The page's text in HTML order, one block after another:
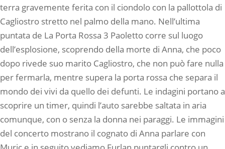
terra gravemente ferita con il ciondolo con la pallottola di
Cagliostro stretto nel palmo della mano. Nell’ultima
puntata de La Porta Rossa 3 Paoletto corre sul luogo
dell’esplosione, scoprendo della morte di Anna, che poco
dopo rivede suo marito Cagliostro, che non può fare nulla
per fermarla, mentre supera la porta rossa che separa il
mondo dei vivi da quello dei defunti. Le indagini portano a
scoprire un timer, quindi l’auto sarebbe saltata in aria
comunque, con o senza la donna nei paraggi. Le immagini
del concerto mostrano il cognato di Anna parlare con